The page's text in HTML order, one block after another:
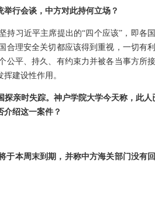
行会谈，中方对此持何立场？
持习近平主席提出的“四个应该”，即各
合理安全关切都应该得到重视，一切有
公平、持久、有约束力并被各当事方所
建设性作用。
亲时失踪。神户学院大学今天称，此人
介绍这一案件？
于本周末到期，并称中方海关部门没有